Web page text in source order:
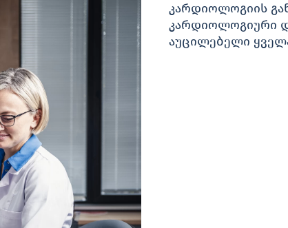
კარდიოლოგიის
კარდიოლოგიური
აუცილებელი